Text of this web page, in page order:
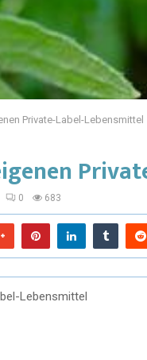
Private-Label-Lebensmittel
0 683
Lebensmittel